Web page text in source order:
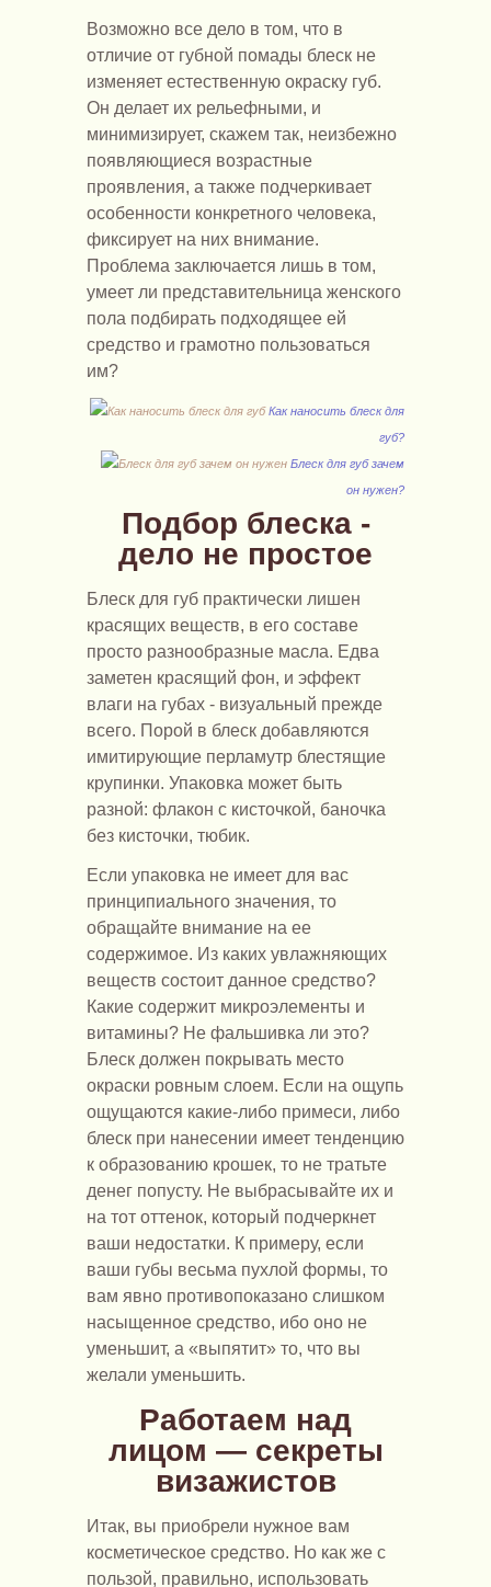
Возможно все дело в том, что в
отличие от губной помады блеск не
изменяет естественную окраску губ.
Он делает их рельефными, и
минимизирует, скажем так, неизбежно
появляющиеся возрастные
проявления, а также подчеркивает
особенности конкретного человека,
фиксирует на них внимание.
Проблема заключается лишь в том,
умеет ли представительница женского
пола подбирать подходящее ей
средство и грамотно пользоваться
им?
Как наносить блеск для
губ?
Блеск для губ зачем
он нужен?
Подбор блеска -
дело не простое
Блеск для губ практически лишен
красящих веществ, в его составе
просто разнообразные масла. Едва
заметен красящий фон, и эффект
влаги на губах - визуальный прежде
всего. Порой в блеск добавляются
имитирующие перламутр блестящие
крупинки. Упаковка может быть
разной: флакон с кисточкой, баночка
без кисточки, тюбик.
Если упаковка не имеет для вас
принципиального значения, то
обращайте внимание на ее
содержимое. Из каких увлажняющих
веществ состоит данное средство?
Какие содержит микроэлементы и
витамины? Не фальшивка ли это?
Блеск должен покрывать место
окраски ровным слоем. Если на ощупь
ощущаются какие-либо примеси, либо
блеск при нанесении имеет тенденцию
к образованию крошек, то не тратьте
денег попусту. Не выбрасывайте их и
на тот оттенок, который подчеркнет
ваши недостатки. К примеру, если
ваши губы весьма пухлой формы, то
вам явно противопоказано слишком
насыщенное средство, ибо оно не
уменьшит, а «выпятит» то, что вы
желали уменьшить.
Работаем над
лицом — секреты
визажистов
Итак, вы приобрели нужное вам
косметическое средство. Но как же с
пользой, правильно, использовать